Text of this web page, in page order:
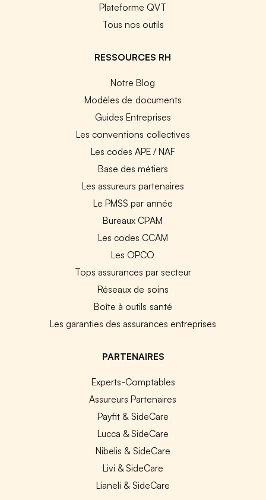
Plateforme QVT
Tous nos outils
RESSOURCES RH
Notre Blog
Modèles de documents
Guides Entreprises
Les conventions collectives
Les codes APE / NAF
Base des métiers
Les assureurs partenaires
Le PMSS par année
Bureaux CPAM
Les codes CCAM
Les OPCO
Tops assurances par secteur
Réseaux de soins
Boîte à outils santé
Les garanties des assurances entreprises
PARTENAIRES
Experts-Comptables
Assureurs Partenaires
Payfit & SideCare
Lucca & SideCare
Nibelis & SideCare
Livi & SideCare
Lianeli & SideCare